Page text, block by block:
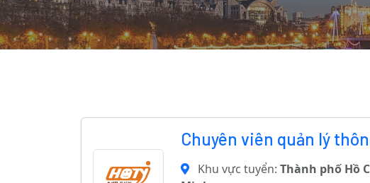
Chuyên viên quản lý
Khu vực tuyển: Thành phố Hồ